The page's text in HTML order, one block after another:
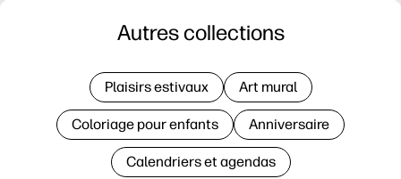
Autres collections
Plaisirs estivaux Art mural
Coloriage pour enfants Anniversaire
Calendriers et agendas